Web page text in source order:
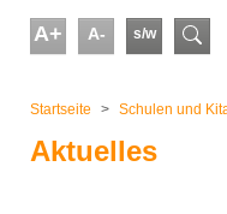
A+ A- s/w
Startseite
Schulen und
Aktuelles